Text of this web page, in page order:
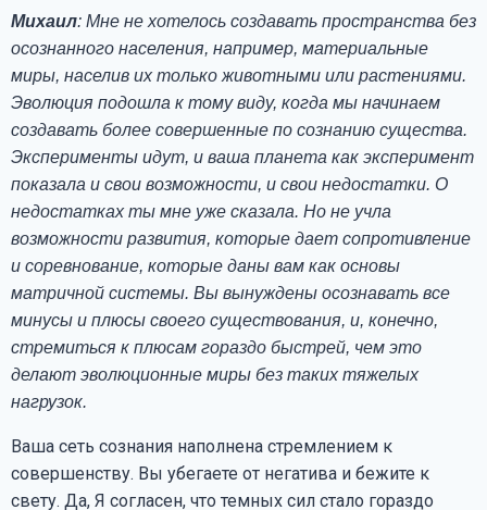
Михаил: Мне не хотелось создавать пространства без
осознанного населения, например, материальные
миры, населив их только животными или растениями.
Эволюция подошла к тому виду, когда мы начинаем
создавать более совершенные по сознанию существа.
Эксперименты идут, и ваша планета как эксперимент
показала и свои возможности, и свои недостатки. О
недостатках ты мне уже сказала. Но не учла
возможности развития, которые дает сопротивление
и соревнование, которые даны вам как основы
матричной системы. Вы вынуждены осознавать все
минусы и плюсы своего существования, и, конечно,
стремиться к плюсам гораздо быстрей, чем это
делают эволюционные миры без таких тяжелых
нагрузок.
Ваша сеть сознания наполнена стремлением к
совершенству. Вы убегаете от негатива и бежите к
свету. Да, Я согласен, что темных сил стало гораздо